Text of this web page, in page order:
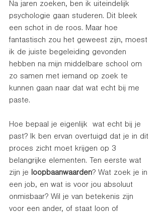
Na jaren zoeken, ben ik uiteindelijk
psychologie gaan studeren. Dit bleek
een schot in de roos. Maar hoe
fantastisch zou het geweest zijn, moest
ik de juiste begeleiding gevonden
hebben na mijn middelbare school om
zo samen met iemand op zoek te
kunnen gaan naar dat wat echt bij me
paste.
Hoe bepaal je eigenlijk  wat echt bij je
past? Ik ben ervan overtuigd dat je in dit
proces zicht moet krijgen op 3
belangrijke elementen. Ten eerste wat
zijn je loopbaanwaarden? Wat zoek je in
een job, en wat is voor jou absoluut
onmisbaar? Wil je van betekenis zijn
voor een ander, of staat loon of